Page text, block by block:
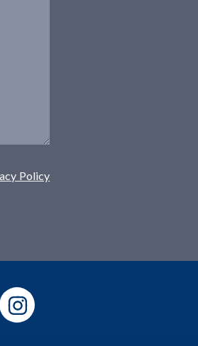
Policy